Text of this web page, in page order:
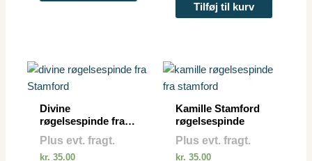
Tilføj til kurv
Divine
røgelsespinde fra
Stamford
Plus evt. fragt.
kr. 35.00
Kamille Stamford
røgelsespinde
Plus evt. fragt.
kr. 35.00